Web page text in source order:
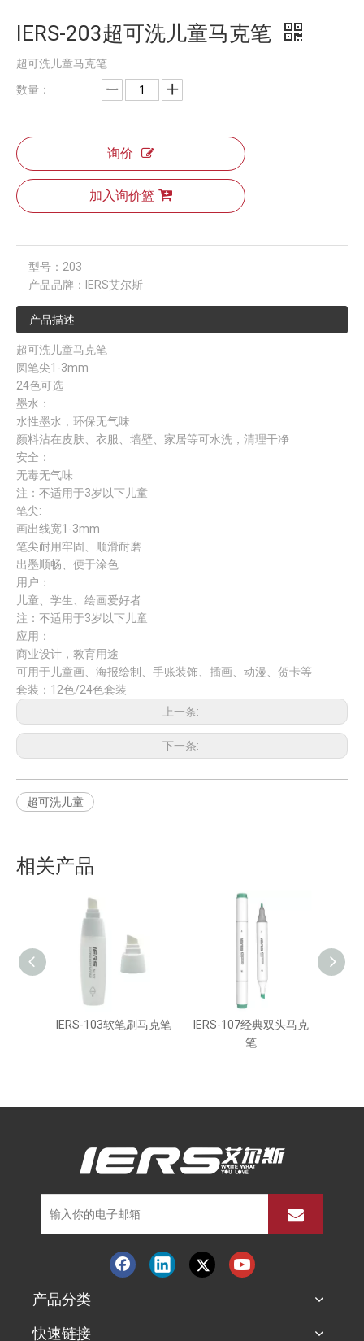
IERS-203超可洗儿童马克笔
超可洗儿童马克笔
数量：
询价
加入询价篮
型号： 203
产品品牌：
IERS艾尔斯
产品描述
超可洗儿童马克笔
圆笔尖1-3mm
24色可选
墨水：
水性墨水，环保无气味
颜料沾在皮肤、衣服、墙壁、家居等可水洗，清理干净
安全：
无毒无气味
注：不适用于3岁以下儿童
笔尖:
画出线宽1-3mm
笔尖耐用牢固、顺滑耐磨
出墨顺畅、便于涂色
用户：
儿童、学生、绘画爱好者
注：不适用于3岁以下儿童
应用：
商业设计，教育用途
可用于儿童画、海报绘制、手账装饰、插画、动漫、贺卡等
套装：12色/24色套装
上一条:
下一条:
超可洗儿童
相关产品
IERS-103软笔刷马克笔
IERS-107经典双头马克
笔
产品分类
快速链接